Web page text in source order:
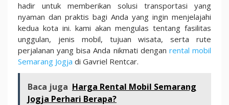
hadir untuk memberikan solusi transportasi yang
nyaman dan praktis bagi Anda yang ingin menjelajahi
kedua kota ini. kami akan mengulas tentang fasilitas
unggulan, jenis mobil, tujuan wisata, serta rute
perjalanan yang bisa Anda nikmati dengan rental mobil
Semarang Jogja di Gavriel Rentcar.
Baca juga Harga Rental Mobil Semarang
Jogja Perhari Berapa?